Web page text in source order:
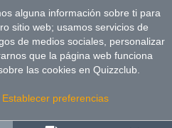
alguna información sobre ti para
sitio web; usamos servicios de
de medios sociales, personalizar
que la página web funciona
las cookies en Quizzclub.
Establecer preferencias